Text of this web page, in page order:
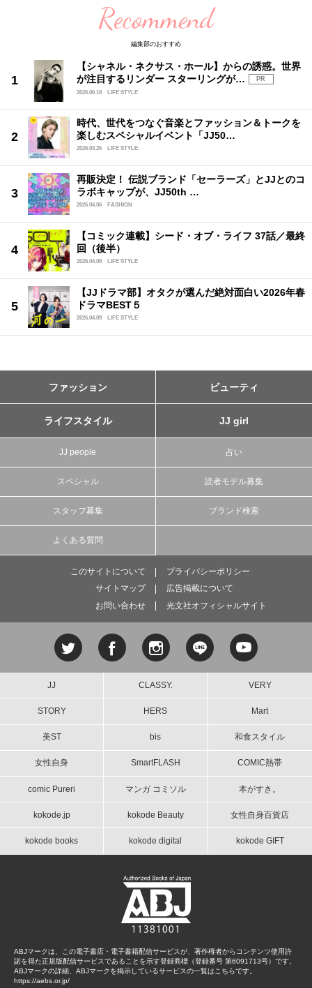
Recommend
編集部のおすすめ
【シャネル・ネクサス・ホール】からの誘惑。世界
が注目するリンダー スターリングが…
PR
2026.06.18
LIFE STYLE
時代、世代をつなぐ音楽とファッション＆トークを
楽しむスペシャルイベント「JJ50…
2026.03.26 LIFE STYLE
再販決定！ 伝説ブランド「セーラーズ」とJJとのコ
ラボキャップが、JJ50th …
2026.04.06 FASHION
【コミック連載】シード・オブ・ライフ 37話／最終
回（後半）
2026.04.09 LIFE STYLE
【JJドラマ部】オタクが選んだ絶対面白い2026年春
ドラマBEST５
2026.04.09 LIFE STYLE
ファッション ビューティ
ライフスタイル JJ girl
JJ people 占い
スペシャル 読者モデル募集
スタッフ募集 ブランド検索
よくある質問
このサイトについて
プライバシーポリシー
サイトマップ
広告掲載について
お問い合わせ
光文社オフィシャルサイト
JJ CLASSY. VERY
STORY HERS Mart
美ST bis 和食スタイル
女性自身 SmartFLASH COMIC熱帯
comic Pureri マンガ コミソル 本がすき。
kokode.jp kokode Beauty 女性自身百貨店
kokode books kokode digital kokode GIFT
ABJマークは、この電子書店・電子書籍配信サービスが、著作権者からコンテンツ使用許
諾を得た正規版配信サービスであることを示す登録商標（登録番号 第6091713号）です。
ABJマークの詳細、ABJマークを掲示しているサービスの一覧はこちらです。
https://aebs.or.jp/